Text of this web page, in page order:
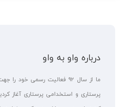
درباره واو به واو
ما از سال ۹۲ فعالیت رسمی
پرستاری و استخدامی پرستاری آغاز